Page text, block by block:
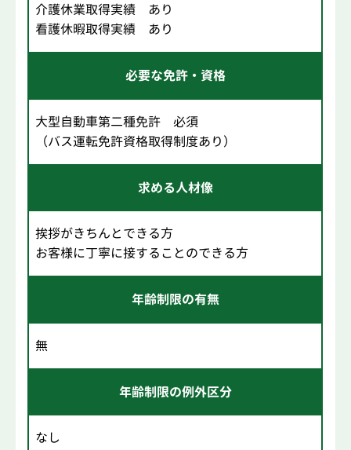
介護休業取得実績 あり
看護休暇取得実績 あり
必要な免許・資格
大型自動車第二種免許 必須
（バス運転免許資格取得制度あり）
求める人材像
挨拶がきちんとできる方
お客様に丁寧に接することのできる方
年齢制限の有無
無
年齢制限の例外区分
なし